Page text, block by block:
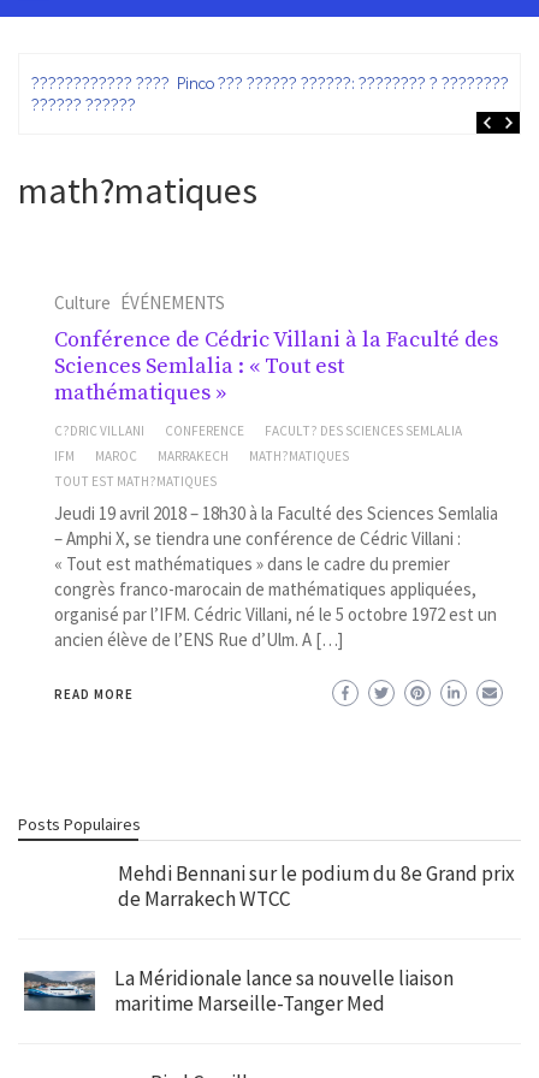
???????????? ???? Pinco ??? ?????? ??????: ???????? ? ???????? ?
?????? ??????
math?matiques
Culture ÉVÉNEMENTS
Conférence de Cédric Villani à la Faculté des
Sciences Semlalia : « Tout est
mathématiques »
C?DRIC VILLANI CONFERENCE
FACULT? DES SCIENCES SEMLALIA
IFM
MAROC MARRAKECH
MATH?MATIQUES
TOUT EST MATH?MATIQUES
Jeudi 19 avril 2018 – 18h30 à la Faculté des Sciences Semlalia
– Amphi X, se tiendra une conférence de Cédric Villani :
« Tout est mathématiques » dans le cadre du premier
congrès franco-marocain de mathématiques appliquées,
organisé par l’IFM. Cédric Villani, né le 5 octobre 1972 est un
ancien élève de l’ENS Rue d’Ulm. A […]
READ MORE
Posts Populaires
Mehdi Bennani sur le podium du 8e Grand prix
de Marrakech WTCC
La Méridionale lance sa nouvelle liaison
maritime Marseille-Tanger Med